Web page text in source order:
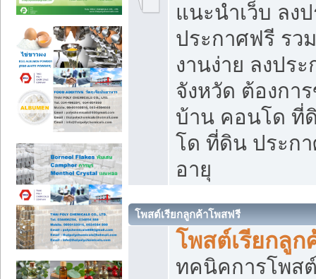
แนะนำเว็บ ลง
ประกาศฟรี รว
งานง่าย ลงปร
จังหวัด ต้องกา
บ้าน คอนโด ที่
โด ที่ดิน ประก
อายุ
โพสต์เรียกลูกค้าโพสฟรี
โพสต์เรียกลูก
ทคนิคการโพส